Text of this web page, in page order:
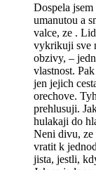
Dospela
umanutou a
valce, ze .
vykrikuji sve
obzivy, –
vlastnost.
jen jejich
orechove.
prehlusuji.
hulakaji do
Neni divu, ze
vratit k
jista, jestli,